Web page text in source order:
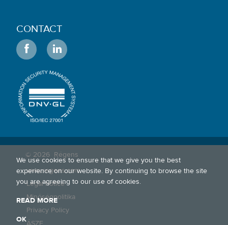
CONTACT
© 2026 Régens
www.regens.com
Legal notice
Minőségpolitika
Privacy Policy
We use cookies to ensure that we give you the best
experience on our website. By continuing to browse the site
you are agreeing to our use of cookies.
READ MORE
OK